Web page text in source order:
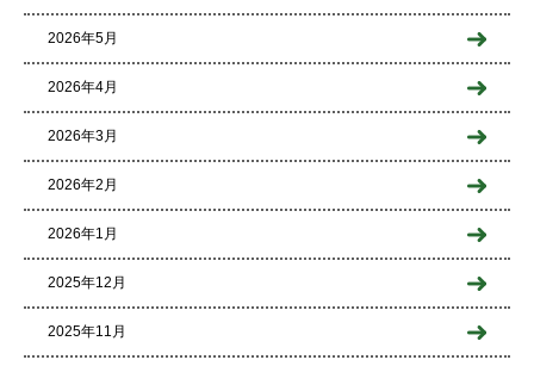
2026年5月
2026年4月
2026年3月
2026年2月
2026年1月
2025年12月
2025年11月